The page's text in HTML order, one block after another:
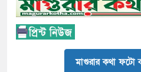
মাগুরার কথা ফটো